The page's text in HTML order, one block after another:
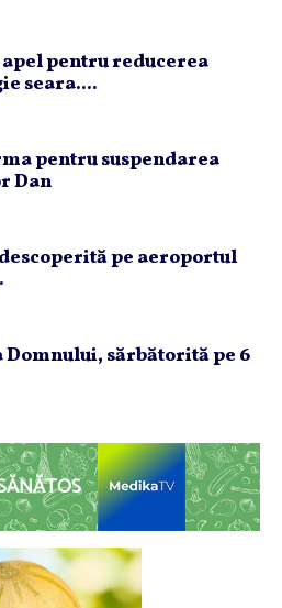
pentru reducerea
seara....
pentru suspendarea
Dan
pe aeroportul
Domnului, sărbătorită pe 6